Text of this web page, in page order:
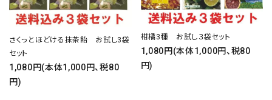
さくっとほどける抹茶飴 お試し3袋
セット
1,080円(本体1,000円、税80
円)
柑橘3種 お試し３袋セット
1,080円(本体1,000円、税80
円)